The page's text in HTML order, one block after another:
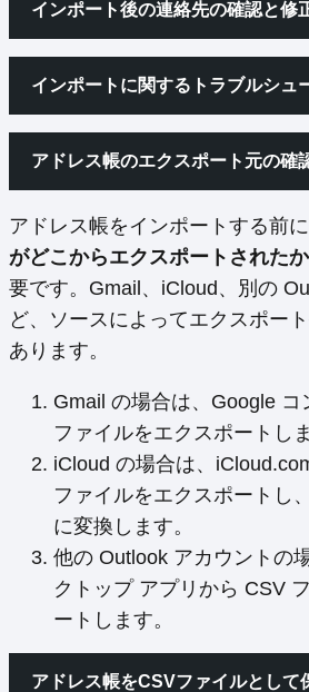
インポート後の連絡先の確認と修
インポートに関するトラブルシュ
アドレス帳のエクスポート元の確
アドレス帳をインポートする前に
がどこからエクスポートされたか
要です。Gmail、iCloud、別の
ど、ソースによってエクスポー
あります。
Gmail の場合は、Google
ファイルをエクスポートしま
iCloud の場合は、
ファイルをエクスポートし
に変換します。
他の Outlook アカウントの
クトップ アプリから CSV
ートします。
アドレス帳をCSVファイルとして